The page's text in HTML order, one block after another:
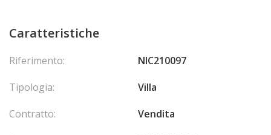
Caratteristiche
Riferimento:
NIC210097
Tipologia:
Villa
Contratto:
Vendita